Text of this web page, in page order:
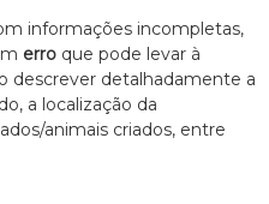
informações incompletas,
erroque pode levar à
descrever detalhadamente a
a localização da
animais criados, entre